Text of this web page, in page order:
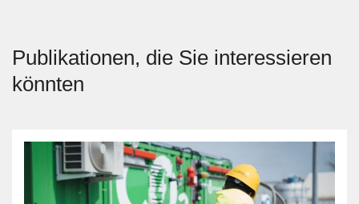
Publikationen, die Sie interessieren
könnten